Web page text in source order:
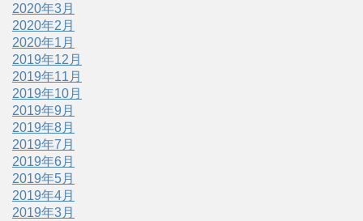
2020年3月
2020年2月
2020年1月
2019年12月
2019年11月
2019年10月
2019年9月
2019年8月
2019年7月
2019年6月
2019年5月
2019年4月
2019年3月